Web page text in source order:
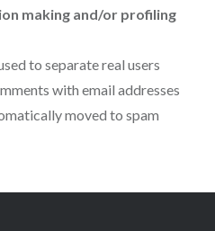
making and/or profiling
to separate real users
with email addresses
moved to spam